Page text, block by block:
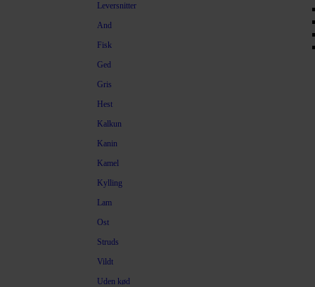
Leversnitter
And
Fisk
Ged
Gris
Hest
Kalkun
Kanin
Kamel
Kylling
Lam
Ost
Struds
Vildt
Uden kød